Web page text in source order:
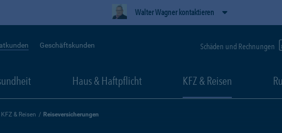
Walter Wagner kontaktieren
Geschäftskunden Schäden und Rechnungen
Haus & Haftpflicht KFZ & Reisen
KFZ & Reisen Reiseversicherungen